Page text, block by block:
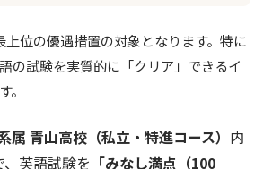
上位の優遇措置の対象となります。特に
の試験を実質的に「クリア」できるイ
。
属 青山高校（私立・特進コース） 内
、英語試験を 「みなし満点（100